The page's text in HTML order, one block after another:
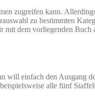
zugreifen kann.
zu bestimmten
mit dem vorliegenden Buch
will einfach den Ausgang
alle fünf